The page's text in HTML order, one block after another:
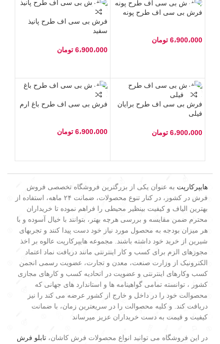
فرش بی سی اف طرح پونه
6،900،000 تومان
فرش بی سی اف طرح پانیذ
سفید
6،900،000 تومان
فرش بی سی اف طرح برایان
فیلی
6،900،000 تومان
فرش بی سی اف طرح باغ ارم
6،900،000 تومان
هایپرکارپت به عنوان یکی از بزرگترین فروشگاه تخصصی فروش
فرش در کشور، در کنار تنوع محصولات، ضمانت ۲۴ ماهه، استفاده از
بهترین الیاف و کیفیت بینظیر محیطی را فراهم نموده تا خریداران
محترم ضمن مقایسه و بررسی هرچه بهتر، بتوانند با خیال آسوده و با
هر میزان بودجه به محصول مورد نیاز خود دست پیدا کنند و تجربهای
شیرین از خرید خود داشته باشند. مجموعه هایپرکارپت عالوه بر اخذ
مجوزهای الزم برای کسب و کار اینترنتی مانند دریافت نماد اعتماد
الکترونیک از وزارت صنعت، معدن و تجارت، عضویت رسمی انجمن
کسب وکارهای اینترنتی و عضویت در اتحادیه کسب و کارهای مجازی
کشور ، توانسته تمامی گواهینامه ها و استاندارد های جهانی که
محصوالت خود را در داخل و خارج از کشور عرضه می کند را نیز
دریافت کند. و کلیه محصوالت را در سریعترین زمان، با ضمانت
کیفیت و قیمت به دست خریداران عزیز میرساند
در این فروشگاه می توانید انواع محصولات فرش کاشان، تابلو فرش